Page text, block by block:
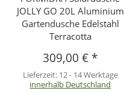
JOLLY GO 20L Aluminium
Gartendusche Edelstahl
Terracotta
309,00 € *
Lieferzeit: 12 - 14 Werktage
innerhalb Deutschland